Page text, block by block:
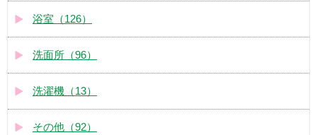
浴室（126）
洗面所（96）
洗濯機（13）
その他（92）